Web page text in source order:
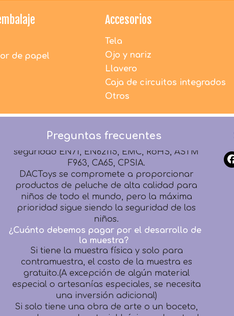
de papel
Accesorios
Tela
Ojo y nariz
Llavero
Caja de circuitos integrados
Otros
Preguntas frecuentes
¿Los juguetes de peluche de DAC son seguros
para los niños?
1. Todos los materiales utilizados por DACToys
son 100% nuevos y respetuosos con el medio
ambiente.
2. Todos los productos antes del embalaje son
100% inspeccionados por detectores de
agujas.
estrictamente según los términos de
F963, CA65, CPSIA.
DACToys se compromete a proporcionar
productos de peluche de alta calidad para
niños de todo el mundo, pero la máxima
prioridad sigue siendo la seguridad de los
niños.
¿Cuánto debemos pagar por el desarrollo de
la muestra?
Si tiene la muestra física y solo para
contramuestra, el costo de la muestra es
gratuito.(A excepción de algún material
especial o artesanías especiales, se necesita
una inversión adicional)
Si solo tiene una obra de arte o un boceto,
recaudaremos el material básico y el costo de